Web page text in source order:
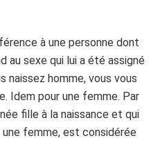
à une personne dont
au sexe qui lui a été assigné
naissez homme, vous vous
Idem pour une femme. Par
fille à la naissance et qui
femme, est considérée